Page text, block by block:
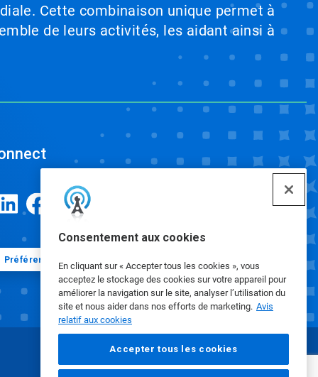
Consentement aux cookies
En cliquant sur « Accepter tous les cookies », vous
acceptez le stockage des cookies sur votre appareil pour
améliorer la navigation sur le site, analyser l’utilisation du
site et nous aider dans nos efforts de marketing. Avis
relatif aux cookies
Accepter tous les cookies
Cette combinaison unique permet à
de leurs activités, les aidant ainsi à
Préférences en matière de cookies